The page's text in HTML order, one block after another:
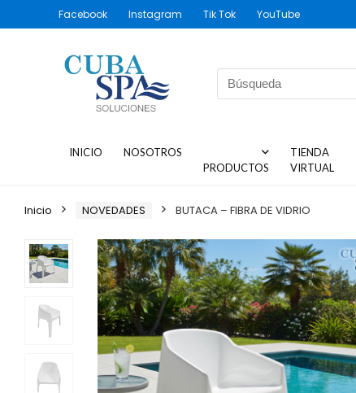
Facebook Instagram Tik Tok YouTube
INICIO
NOSOTROS
PRODUCTOS
TIENDA
VIRTUAL
Inicio NOVEDADES BUTACA – FIBRA DE VIDRIO